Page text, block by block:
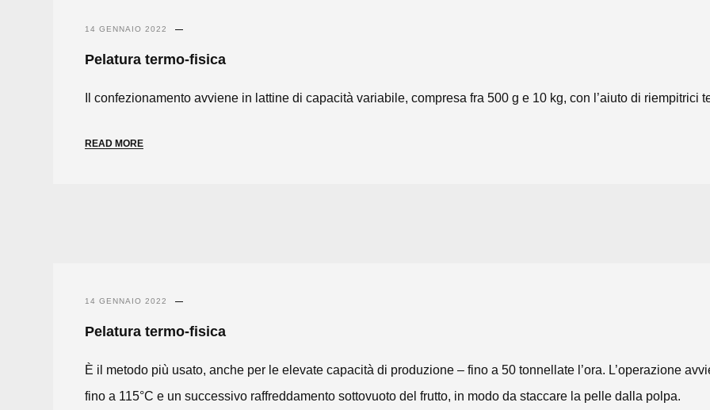
14 GENNAIO 2022
Pelatura termo-fisica
Il confezionamento avviene in lattine di capacità variabile, compresa fra 500 g e 10 kg, con l’aiuto di riempitrici
READ MORE
14 GENNAIO 2022
Pelatura termo-fisica
È il metodo più usato, anche per le elevate capacità di produzione – fino a 50 tonnellate l’ora. L’operazione
fino a 115°C e un successivo raffreddamento sottovuoto del frutto, in modo da staccare la pelle dalla polpa.